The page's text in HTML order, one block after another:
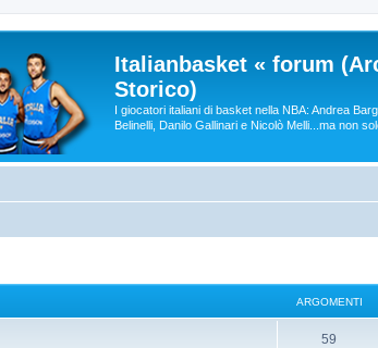
Italianbasket « forum
Storico)
I giocatori italiani di basket nella NBA: Andrea
Belinelli, Danilo Gallinari e Nicolò Melli...ma non
ARGOMENTI
59